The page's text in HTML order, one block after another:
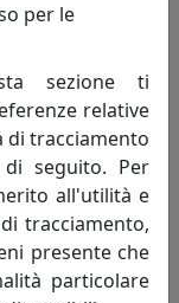
442,00 €
per le
sezione ti
relative
di tracciamento
seguito. Per
all'utilità e
tracciamento,
presente che
particolare